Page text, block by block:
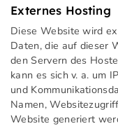
Externes Hosting
Diese Website wird
Daten, die auf dieser
den Servern des
kann es sich v. a. um
und
Namen,
Website generiert